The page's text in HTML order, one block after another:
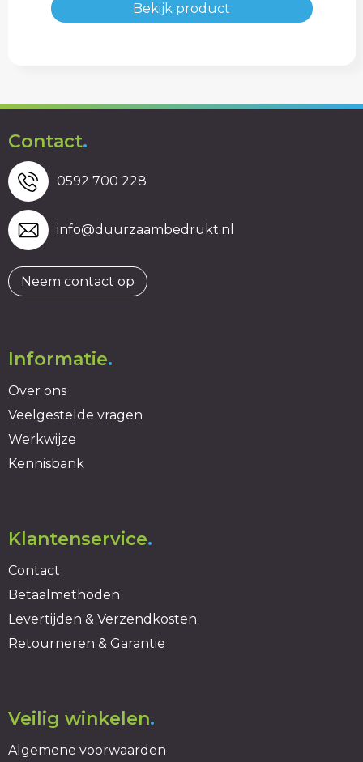
Bekijk product
Contact.
0592 700 228
info@duurzaambedrukt.nl
Neem contact op
Informatie.
Over ons
Veelgestelde vragen
Werkwijze
Kennisbank
Klantenservice.
Contact
Betaalmethoden
Levertijden & Verzendkosten
Retourneren & Garantie
Veilig winkelen.
Algemene voorwaarden